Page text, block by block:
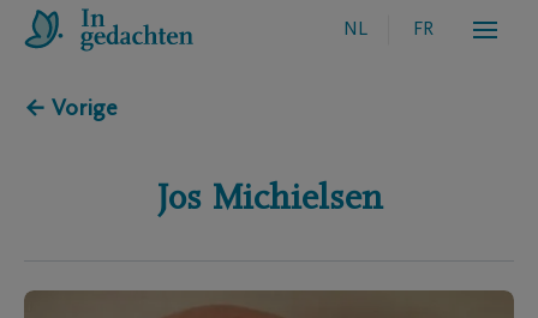
NL FR
← Vorige
Jos Michielsen